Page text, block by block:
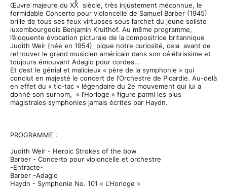
Œuvre majeure du XXͤ siècle, très injustement méconnue, le
formidable Concerto pour violoncelle de Samuel Barber (1945)
brille de tous ses feux virtuoses sous l’archet du jeune soliste
luxembourgeois Benjamin Kruithof. Au même programme,
l’éloquente évocation picturale de la compositrice britannique
Judith Weir (née en 1954) pique notre curiosité, cela avant de
retrouver le grand musicien américain dans son célébrissime et
toujours émouvant Adagio pour cordes…
Et c’est le génial et malicieux « père de la symphonie » qui
conclut en majesté le concert de l’Orchestre de Picardie. Au-delà
en effet du « tic-tac » légendaire du 2e mouvement qui lui a
donné son surnom, « l’Horloge » figure parmi les plus
magistrales symphonies jamais écrites par Haydn.
PROGRAMME :
Judith Weir - Heroic Strokes of the bow
Barber - Concerto pour violoncelle et orchestre
-Entracte-
Barber -Adagio
Haydn - Symphonie No. 101 « L’Horloge »